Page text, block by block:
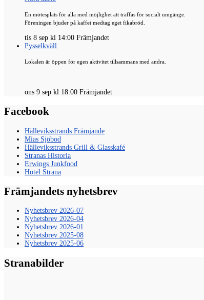
En mötesplats för alla med möjlighet att träffas för socialt umgänge.
Föreningen bjuder på kaffet medtag eget fikabröd.
tis 8 sep kl 14:00 Främjandet
Pysselkväll
Lokalen är öppen för egen aktivitet tillsammans med andra.
ons 9 sep kl 18:00 Främjandet
Facebook
Hälleviksstrands Främjande
Mias Sjöbod
Hälleviksstrands Grill & Glasskafé
Stranas Historia
Erwings Junkfood
Hotel Strana
Främjandets nyhetsbrev
Nyhetsbrev 2026-07
Nyhetsbrev 2026-04
Nyhetsbrev 2026-01
Nyhetsbrev 2025-08
Nyhetsbrev 2025-06
Stranabilder